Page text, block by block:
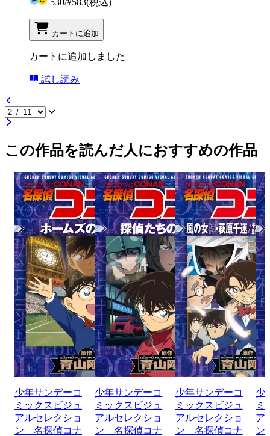
530/¥583(税込)
カートに追加
カートに追加しました
試し読み
この作品を読んだ人におすすめの作品
少年サンデーコ
ミックスビジュ
アルセレクショ
ン 名探偵コナ
少年サンデーコ
ミックスビジュ
アルセレクショ
ン 名探偵コナ
少年サンデーコ
ミックスビジュ
アルセレクショ
ン 名探偵コナ
少
ミ
ア
ン